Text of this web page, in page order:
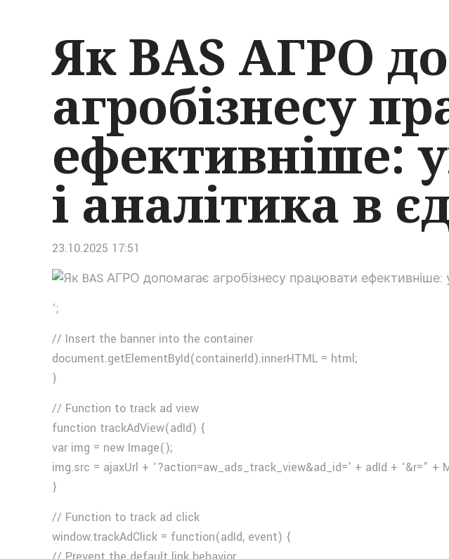
Як BAS АГРО
агробізнесу
ефективніше:
і аналітика в
23.10.2025 17:51
‘;
// Insert the banner into the container
document.getElementById(containerId).innerHTML = html;
}
// Function to track ad view
function trackAdView(adId) {
var img = new Image();
img.src = ajaxUrl + ‘?action=aw_ads_track_view&ad_id=’ + adId + ‘&r=” +
}
// Function to track ad click
window.trackAdClick = function(adId, event) {